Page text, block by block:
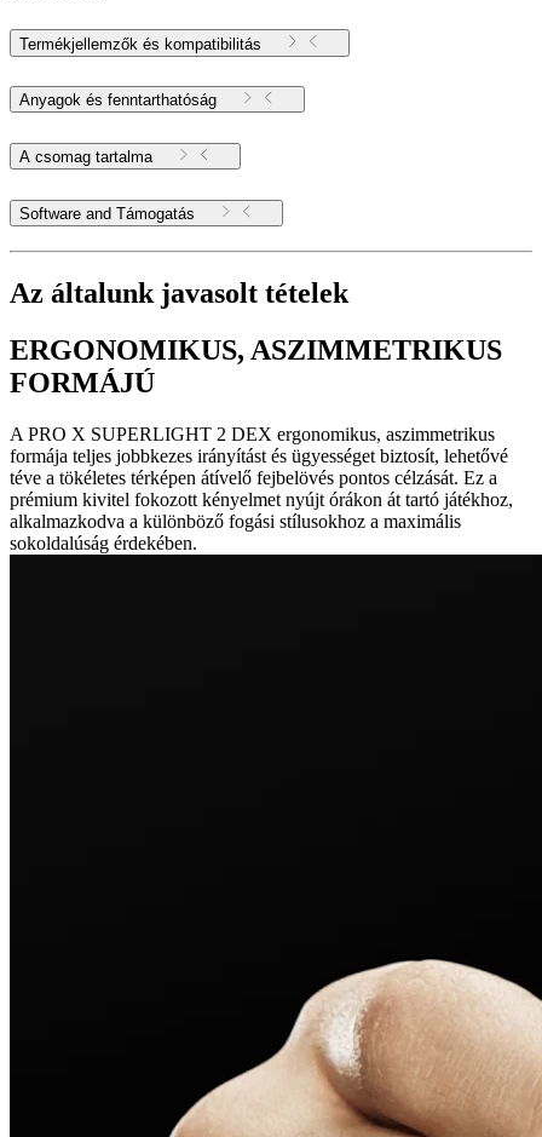
Termékjellemzők és kompatibilitás
Anyagok és fenntarthatóság
A csomag tartalma
Software and Támogatás
Az általunk javasolt tételek
ERGONOMIKUS, ASZIMMETRIKUS
FORMÁJÚ
A PRO X SUPERLIGHT 2 DEX ergonomikus, aszimmetrikus
formája teljes jobbkezes irányítást és ügyességet biztosít, lehetővé
téve a tökéletes térképen átívelő fejbelövés pontos célzását. Ez a
prémium kivitel fokozott kényelmet nyújt órákon át tartó játékhoz,
alkalmazkodva a különböző fogási stílusokhoz a maximális
sokoldalúság érdekében.